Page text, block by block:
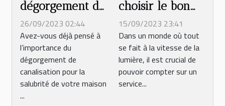
dégorgement de
canalisation
pour la
salubrité de
votre maison
26/09/2023 02:44
Avez-vous déjà pensé à
l’importance du
dégorgement de
canalisation pour la
salubrité de votre maison
...
choisir le bon
service de
dépannage
express à
Montpellier
15/09/2023 23:41
Dans un monde où tout
se fait à la vitesse de la
lumière, il est crucial de
pouvoir compter sur un
service...